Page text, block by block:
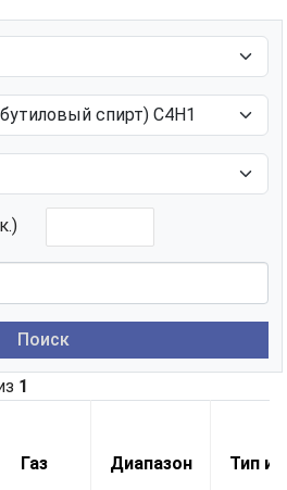
Поиск
1
Газ Диапазон Тип